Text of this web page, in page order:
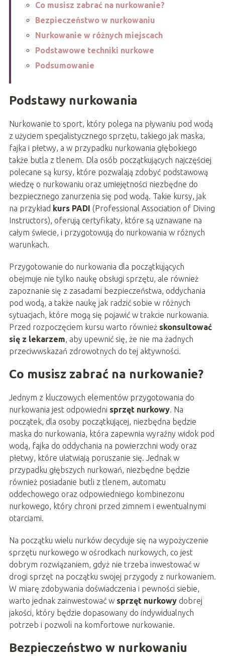
Co musisz zabrać na nurkowanie?
Bezpieczeństwo w nurkowaniu
Nurkowanie w różnych miejscach
Podstawowe techniki nurkowe
Podsumowanie
Podstawy nurkowania
Nurkowanie to sport, który polega na pływaniu pod wodą
z użyciem specjalistycznego sprzętu, takiego jak maska,
fajka i płetwy, a w przypadku nurkowania głębokiego
także butla z tlenem. Dla osób początkujących najczęściej
polecane są kursy, które pozwalają zdobyć podstawową
wiedzę o nurkowaniu oraz umiejętności niezbędne do
bezpiecznego zanurzenia się pod wodą. Takie kursy, jak
na przykład kurs PADI (Professional Association of Diving
Instructors), oferują certyfikaty, które są uznawane na
całym świecie, i przygotowują do nurkowania w różnych
warunkach.
Przygotowanie do nurkowania dla początkujących
obejmuje nie tylko naukę obsługi sprzętu, ale również
zapoznanie się z zasadami bezpieczeństwa, oddychania
pod wodą, a także naukę jak radzić sobie w różnych
sytuacjach, które mogą się pojawić w trakcie nurkowania.
Przed rozpoczęciem kursu warto również skonsultować
się z lekarzem, aby upewnić się, że nie ma żadnych
przeciwwskazań zdrowotnych do tej aktywności.
Co musisz zabrać na nurkowanie?
Jednym z kluczowych elementów przygotowania do
nurkowania jest odpowiedni sprzęt nurkowy. Na
początek, dla osoby początkującej, niezbędna będzie
maska do nurkowania, która zapewnia wyraźny widok pod
wodą, fajka do oddychania na powierzchni wody oraz
płetwy, które ułatwiają poruszanie się. Jednak w
przypadku głębszych nurkowań, niezbędne będzie
również posiadanie butli z tlenem, automatu
oddechowego oraz odpowiedniego kombinezonu
nurkowego, który chroni przed zimnem i ewentualnymi
otarciami.
Na początku wielu nurków decyduje się na wypożyczenie
sprzętu nurkowego w ośrodkach nurkowych, co jest
dobrym rozwiązaniem, gdyż nie trzeba inwestować w
drogi sprzęt na początku swojej przygody z nurkowaniem.
W miarę zdobywania doświadczenia i pewności siebie,
warto jednak zainwestować w sprzęt nurkowydobrej
jakości, który będzie dopasowany do indywidualnych
potrzeb i pozwoli na komfortowe nurkowanie.
Bezpieczeństwo w nurkowaniu